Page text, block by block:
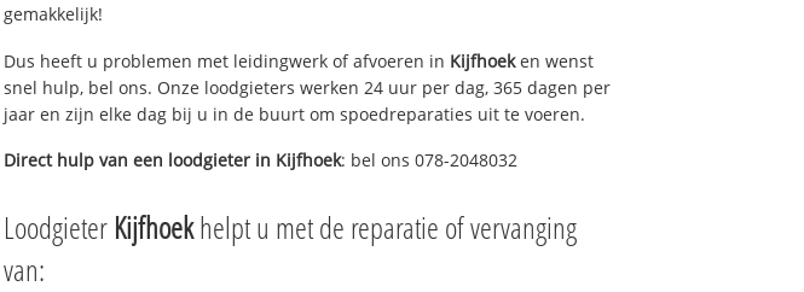
gemakkelijk!
Dus heeft u problemen met leidingwerk of afvoeren in Kijfhoeken wenst
snel hulp, bel ons. Onze loodgieters werken 24 uur per dag, 365 dagen per
jaar en zijn elke dag bij u in de buurt om spoedreparaties uit te voeren.
Direct hulp van een loodgieter in Kijfhoek: bel ons 078-2048032
Loodgieter Kijfhoekhelpt u met de reparatie of vervanging
van: